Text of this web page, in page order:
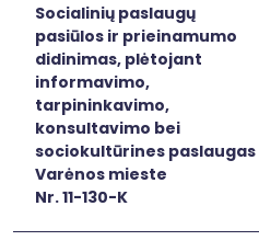
Socialinių paslaugų
pasiūlos ir prieinamumo
didinimas, plėtojant
informavimo,
tarpininkavimo,
konsultavimo bei
sociokultūrines paslaugas
Varėnos mieste
Nr. 11-130-K